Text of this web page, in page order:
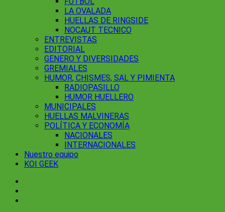
LA OVALADA
HUELLAS DE RINGSIDE
NOCAUT TECNICO
ENTREVISTAS
EDITORIAL
GENERO Y DIVERSIDADES
GREMIALES
HUMOR, CHISMES, SAL Y PIMIENTA
RADIOPASILLO
HUMOR HUELLERO
MUNICIPALES
HUELLAS MALVINERAS
POLÍTICA Y ECONOMÍA
NACIONALES
INTERNACIONALES
Nuestro equipo
KOI GEEK